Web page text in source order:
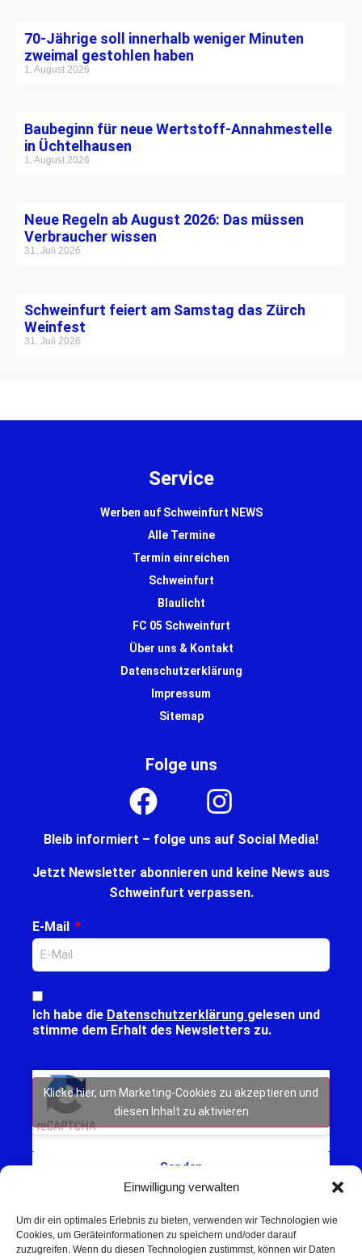
Einwilligung verwalten
Um dir ein optimales Erlebnis zu bieten, verwenden wir Technologien wie
Cookies, um Geräteinformationen zu speichern und/oder darauf
zuzugreifen. Wenn du diesen Technologien zustimmst, können wir Daten
70-Jährige soll innerhalb weniger Minuten
zweimal gestohlen haben
1. August 2026
Baubeginn für neue Wertstoff-Annahmestelle
in Üchtelhausen
1. August 2026
Neue Regeln ab August 2026: Das müssen
Verbraucher wissen
31. Juli 2026
Schweinfurt feiert am Samstag das Zürch
Weinfest
31. Juli 2026
Service
Werben auf Schweinfurt NEWS
Alle Termine
Termin einreichen
Schweinfurt
Blaulicht
FC 05 Schweinfurt
Über uns & Kontakt
Datenschutzerklärung
Impressum
Sitemap
Folge uns
Bleib informiert – folge uns auf Social Media!
Jetzt Newsletter abonnieren und keine News aus
Schweinfurt verpassen.
E-Mail
Ich habe die Datenschutzerklärung gelesen und
stimme dem Erhalt des Newsletters zu.
Klicke hier, um Marketing-Cookies zu akzeptieren und
diesen Inhalt zu aktivieren
Senden